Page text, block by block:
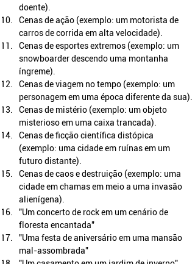
doente).
Cenas de ação (exemplo: um motorista de
carros de corrida em alta velocidade).
Cenas de esportes extremos (exemplo: um
snowboarder descendo uma montanha
íngreme).
Cenas de viagem no tempo (exemplo: um
personagem em uma época diferente da sua).
Cenas de mistério (exemplo: um objeto
misterioso em uma caixa trancada).
Cenas de ficção científica distópica
(exemplo: uma cidade em ruínas em um
futuro distante).
Cenas de caos e destruição (exemplo: uma
cidade em chamas em meio a uma invasão
alienígena).
"Um concerto de rock em um cenário de
floresta encantada"
"Uma festa de aniversário em uma mansão
mal-assombrada"